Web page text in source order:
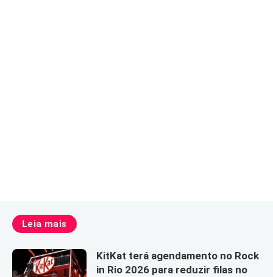
Leia mais
KitKat terá agendamento no Rock
in Rio 2026 para reduzir filas no